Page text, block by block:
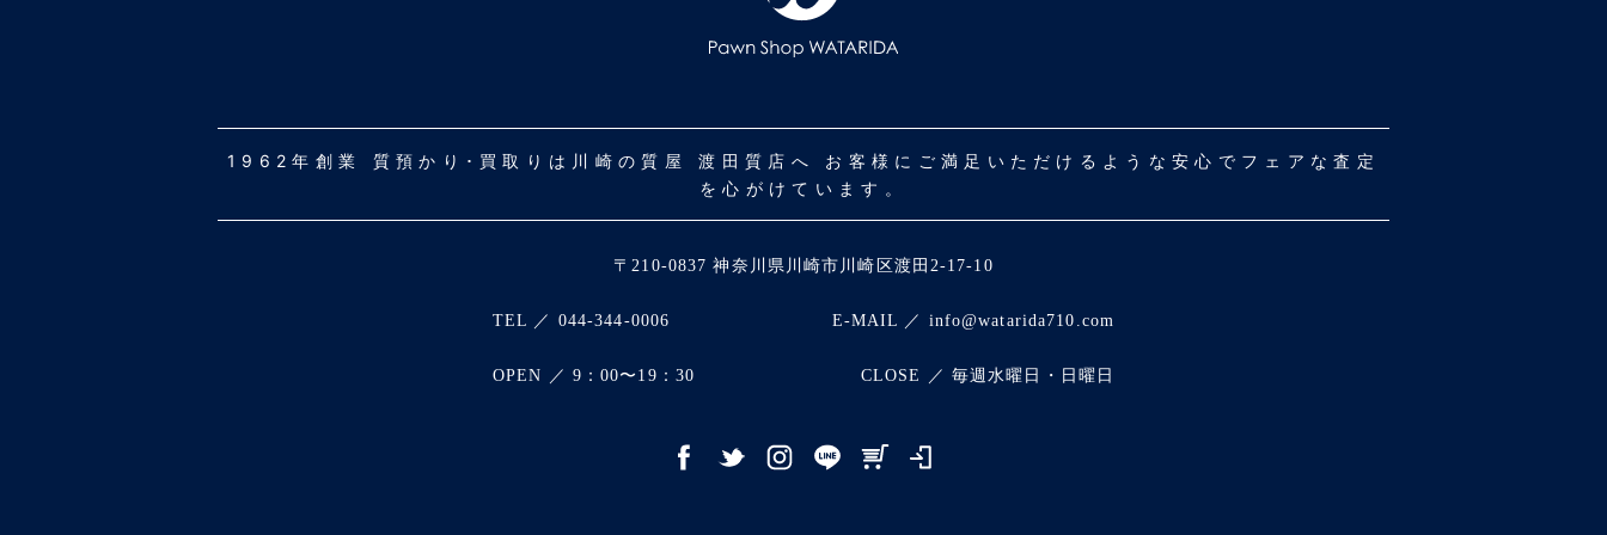
1962年創業 質預かり･買取りは川崎の質屋 渡田質店へ お客様にご満足いただけるような安心でフェアな査定
を心がけています。
〒210-0837 神奈川県川崎市川崎区渡田2-17-10
TEL ／ 044-344-0006 E-MAIL ／ info@watarida710.com
OPEN ／ 9：00〜19：30 CLOSE ／ 毎週水曜日・日曜日